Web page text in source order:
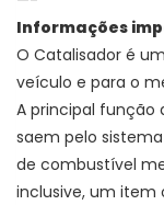
Informações
O Catalisador é
veículo e para o
A principal função
saem pelo
de combustível
inclusive, um item